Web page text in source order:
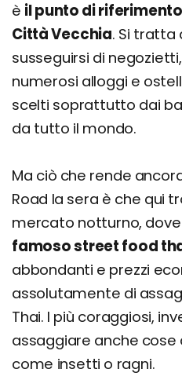
è il punto di
Città Vecchia. Si tratta
susseguirsi di
numerosi alloggi e
scelti soprattutto dai
da tutto il mondo.
Ma ciò che rende
Road la sera è che qui
mercato notturno, dove
famoso street food
abbondanti e prezzi
assolutamente di
Thai. I più coraggiosi,
assaggiare anche
come insetti o ragni.